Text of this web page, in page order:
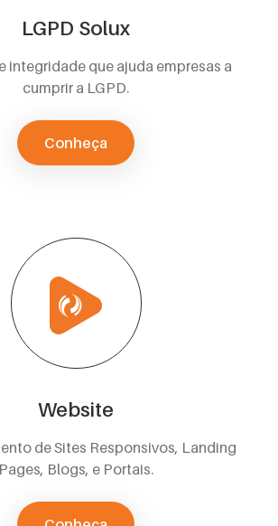
LGPD Solux
integridade que ajuda empresas a
cumprir a LGPD.
Conheça
Website
de Sites Responsivos, Landing
Pages, Blogs, e Portais.